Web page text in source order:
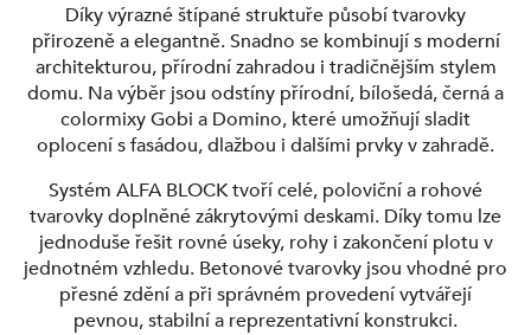
Díky výrazné štípané struktuře působí tvarovky
přirozeně a elegantně. Snadno se kombinují s moderní
architekturou, přírodní zahradou i tradičnějším stylem
domu. Na výběr jsou odstíny přírodní, bílošedá, černá a
colormixy Gobi a Domino, které umožňují sladit
oplocení s fasádou, dlažbou i dalšími prvky v zahradě.
Systém ALFA BLOCK tvoří celé, poloviční a rohové
tvarovky doplněné zákrytovými deskami. Díky tomu lze
jednoduše řešit rovné úseky, rohy i zakončení plotu v
jednotném vzhledu. Betonové tvarovky jsou vhodné pro
přesné zdění a při správném provedení vytvářejí
pevnou, stabilní a reprezentativní konstrukci.